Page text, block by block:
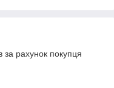
рахунок покупця